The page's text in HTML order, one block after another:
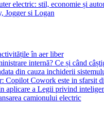
electric: stil, economie și
Jogger si Logan
în aer liber
internă? Ce și când
din cauza inchiderii
Copilot Cowork este in sfarsit
aplicare a Legii privind
camionului electric